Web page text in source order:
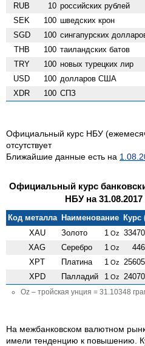
RUB 10 российских рублей
SEK 100 шведских крон
SGD 100 сингапурских
THB 100 таиландских батов
TRY 100 новых турецких лир
USD 100 долларов США
XDR 100 СПЗ
Официальный курс НБУ
отсутствует
Ближайшие данные есть на
Официальный курс
НБУ на 31.08.2017
Код металла Наименование Курс
XAU
Золото 1 Oz
XAG Серебро 1 Oz
XPT Платина 1 Oz
XPD Палладий 1 Oz
Oz – тройская унция = 31.10348
На межбанковском валютном
имели тенденцию к повышению.